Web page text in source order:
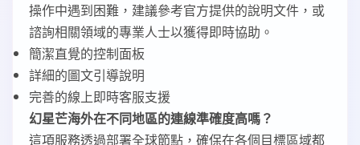
操作中遇到困難，建議參考官方提供的說明文件，或
諮詢相關領域的專業人士以獲得即時協助。
簡潔直覺的控制面板
詳細的圖文引導說明
完善的線上即時客服支援
幻星芒海外在不同地區的連線準確度高嗎？
這項服務透過部署全球節點，確保在各個目標區域都